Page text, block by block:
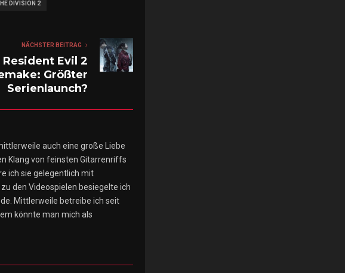
DIVISION 2
NÄCHSTER BEITRAG
Resident Evil 2
Größter
Serienlaunch?
auch eine große Liebe
Klang von feinsten Gitarrenriffs
ich sie gelegentlich mit
den Videospielen besiegelte ich
Mittlerweile betreibe ich seit
könnte man mich als